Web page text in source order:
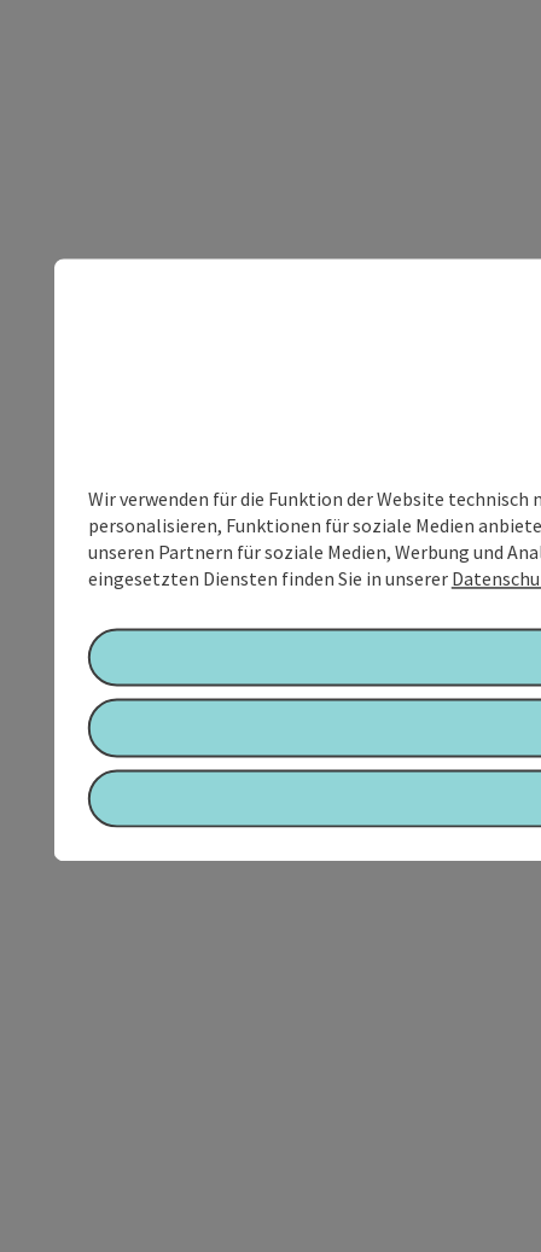
Wir verwenden für die Funktion der Website
personalisieren, Funktionen für soziale Medien
unseren Partnern für soziale Medien, Werbung und
eingesetzten Diensten finden Sie in unserer